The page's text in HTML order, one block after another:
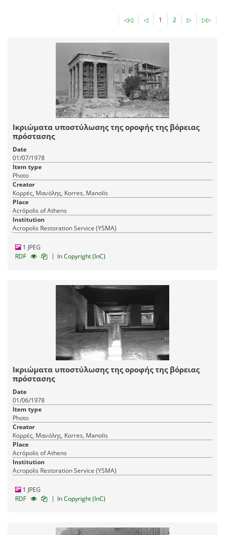
◁◁ ◁ 1 2 ▷ ▷▷
Ικριώματα υποστύλωσης της οροφής της βόρειας
πρόστασης
Date
01/07/1978
Item type
Photo
Creator
Κορρές, Μανόλης, Korres, Manolis
Place
Acrópolis of Athens
Institution
Acropolis Restoration Service (YSMA)
1 JPEG
RDF
| In Copyright (InC)
Ικριώματα υποστύλωσης της οροφής της βόρειας
πρόστασης
Date
01/06/1978
Item type
Photo
Creator
Κορρές, Μανόλης, Korres, Manolis
Place
Acrópolis of Athens
Institution
Acropolis Restoration Service (YSMA)
1 JPEG
RDF
| In Copyright (InC)